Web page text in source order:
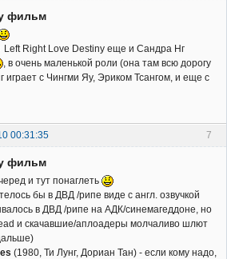
фильм
Left Right Love Destiny еще и Сандра Нг
, в очень маленькой роли (она там всю дорогу
играет с Чингми Яу, Эриком Тсангом, и еще с
7
00:31:35
фильм
и тут понаглеть
бы в ДВД /рипе виде с англ. озвучкой
в ДВД /рипе на АДК/синемагеддоне, но
и скачавшие/аплоадеры молчаливо шлют
(1980, Ти Лунг, Дориан Тан) - если кому надо,